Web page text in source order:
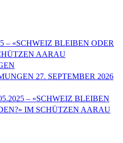
– «SCHWEIZ BLEIBEN ODER
AARAU
27. SEPTEMBER 2026
– «SCHWEIZ BLEIBEN
IM SCHÜTZEN AARAU